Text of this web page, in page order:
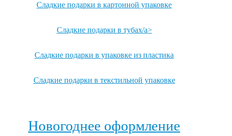
Сладкие подарки в картонной упаковке
Сладкие подарки в тубах/a>
Сладкие подарки в упаковке из пластика
Сладкие подарки в текстильной упаковке
Новогоднее оформление